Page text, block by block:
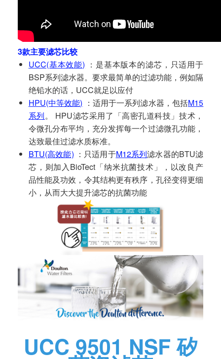
3款主要滤芯比较
UCC(基本效能) ：是基本版本的滤芯，只适用于
BSP系列滤水器。要求最简单的过滤功能，例如隔
绝铅水的话，UCC就足以应付
HPU(中等效能) ：适用于一系列滤水器，包括M15
系列。 HPU滤芯采用了「高密孔道科技」技术，
令微孔分布平均，充分发挥每一个过滤微孔功能，
达致最佳过滤水质标准。
BTU(高效能) ：只适用于M12系列滤水器的BTU滤
芯，则加入BioTect「纳米抗菌技术」，以改良产
品性能及功效，令其结构更有秩序，孔径变得更细
小，从而大大提升滤芯的抗菌功能
UCC 9501 NSF 矽